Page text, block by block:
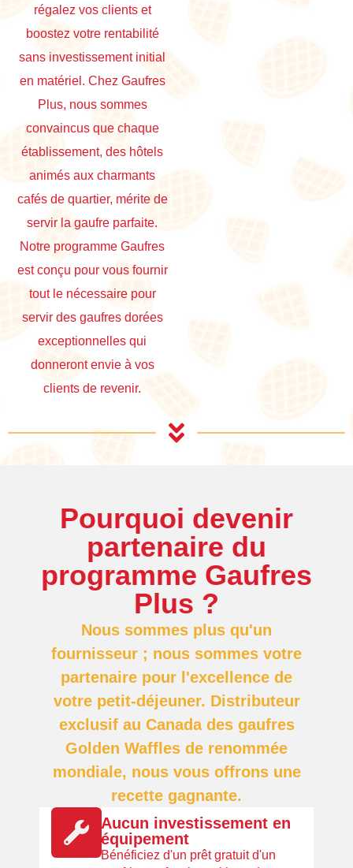
régalez vos clients et
boostez votre rentabilité
sans investissement initial
en matériel. Chez Gaufres
Plus, nous sommes
convaincus que chaque
établissement, des hôtels
animés aux charmants
cafés de quartier, mérite de
servir la gaufre parfaite.
Notre programme Gaufres
est conçu pour vous fournir
tout le nécessaire pour
servir des gaufres dorées
exceptionnelles qui
donneront envie à vos
clients de revenir.
Pourquoi devenir
partenaire du
programme Gaufres
Plus ?
Nous sommes plus qu'un
fournisseur ; nous sommes votre
partenaire pour l'excellence de
votre petit-déjeuner. Distributeur
exclusif au Canada des gaufres
Golden Waffles de renommée
mondiale, nous vous offrons une
recette gagnante.
Aucun investissement en
équipement
Bénéficiez d'un prêt gratuit d'un